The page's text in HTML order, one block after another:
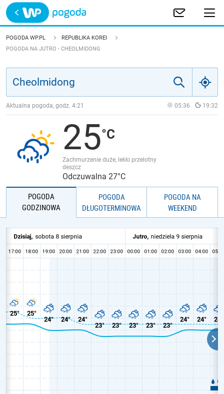
Trwa ładowanie
POLSKA
JAKOŚĆ POWIETRZA
POGODA WP.PL
REPUBLIKA KOREI
POGODA NA JUTRO - CHEOLMIDONG
Aktualna pogoda, godz. 4:21 05:36 19:32
25
Zachmurzenie duże, lekki przelotny
deszcz
Odczuwalna 27°C
POGODA
GODZINOWA
POGODA
DŁUGOTERMINOWA
POGODA NA
WEEKEND